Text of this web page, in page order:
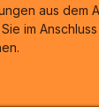
aus dem
im